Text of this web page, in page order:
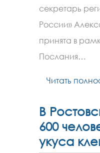
секретарь
России»
принята в
Послания…
Читать
В
600
укуса